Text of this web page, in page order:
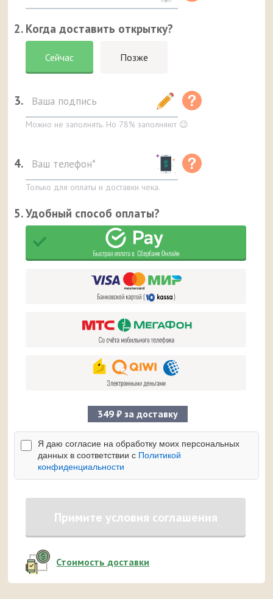
2. Когда доставить открытку?
Сейчас Позже
3.
Можно не заполнять. Но 78% заполняют 😉
4.
Только для оплаты и доставки чека.
5. Удобный способ оплаты?
349 ₽ за доставку
Я даю согласие на обработку моих персональных
данных в соответствии с Политикой
конфиденциальности
Примите условия соглашения
Стоимость доставки